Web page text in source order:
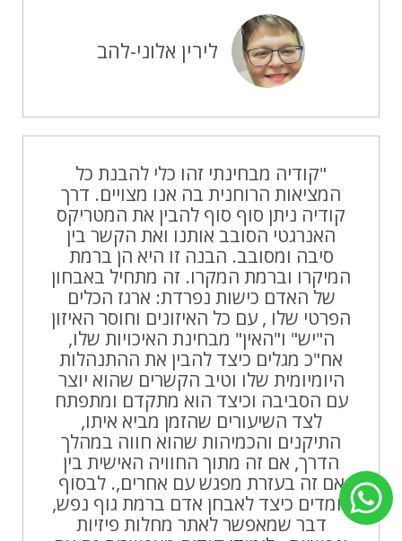
לירין אלוני-להב
"קודיה מבחינתי זהו כלי להבנת כל
המציאות הרוחנית בה אנו מצויים. דרך
קודיה ניתן סוף סוף להבין את המטריקס
האנרגטי הסובב אותנו ואת הקשר בין
סיבה ומסובב. הבנה זו היא הן ברמת
המיקרו וברמת המקרו. זה מתחיל באבחון
של האדם כישות נפרדת: ארגז הכלים
הפרטי שלו , עם כל האיזונים וחוסר האיזון
ה"יש" ו"האין" מבחינת האיכויות שלו,
אח"כ מגלים כיצד להבין את ההתנהלות
היומיומית שלו וטיב הקשרים שהוא יוצר
עם הסביבה וכיצד הוא מתקדם ומתפתח
לצד השיעורים שהזמן מביא איתו,
התיקנים והכמיהות שהוא חווה במהלך
הדרך, אם זה מתוך החוויה האישית בין
אם זה בעזרת מפגש עם אחרים,. לבסוף
לומדים כיצד לאבחן אדם ברמת גוף נפש,
דבר שמאפשר לאתר מחלות פיזיות